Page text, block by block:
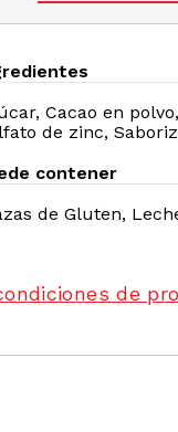
Cacao en
de zinc,
contener
de Gluten,
de